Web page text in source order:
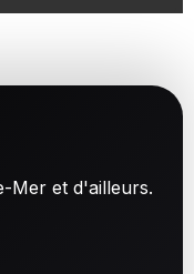
Mer et d'ailleurs.